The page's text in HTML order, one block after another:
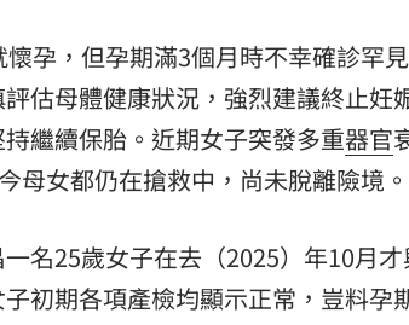
孕，但孕期滿3個月時不幸確診罕
評估母體健康狀況，強烈建議終止妊
繼續保胎。近期女子突發多重器官
母女都仍在搶救中，尚未脫離險境。
名25歲女子在去（2025）年10月
初期各項產檢均顯示正常，豈料孕